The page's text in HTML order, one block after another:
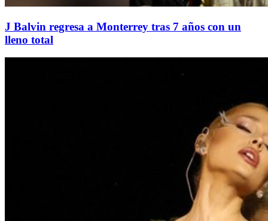
J Balvin regresa a Monterrey tras 7 años con un
lleno total